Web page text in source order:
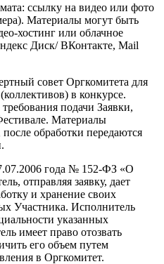
ссылку на видео или фото
Материалы могут быть
хостинг или облачное
Диск/ ВКонтакте, Mail
совет Оргкомитета для
в конкурсе.
подачи Заявки,
Материалы
обработки передаются
года № 152-ФЗ «О
отправляя заявку, дает
и хранение своих
Участника. Исполнитель
указанных
имеет право отозвать
его объем путем
в Оргкомитет.